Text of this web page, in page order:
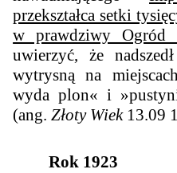
przekształca setki
w prawdziwy Ogród
uwierzyć, że
wytrysną na
wyda plon« i
(ang.Złoty Wiek13.09
Rok 1923